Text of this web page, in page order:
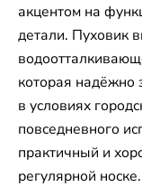
акцентом на
детали. Пуховик
которая надёжно
в условиях
повседневного
практичный и
регулярной носке.